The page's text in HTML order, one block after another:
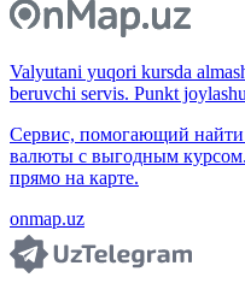
Valyutani yuqori kursda
beruvchi servis. Punkt
Сервис, помогающий
валюты с выгодным
прямо на карте.
onmap.uz